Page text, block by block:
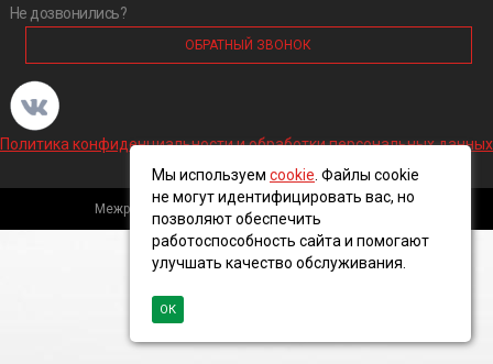
Не дозвонились?
ОБРАТНЫЙ ЗВОНОК
Политика конфиденциальности и обработки персональных данных
Межрегиональная кабельная компания, 2016 ©
Мы используем cookie . Файлы cookie
не могут идентифицировать вас, но
позволяют обеспечить
работоспособность сайта и помогают
улучшать качество обслуживания.
ОК